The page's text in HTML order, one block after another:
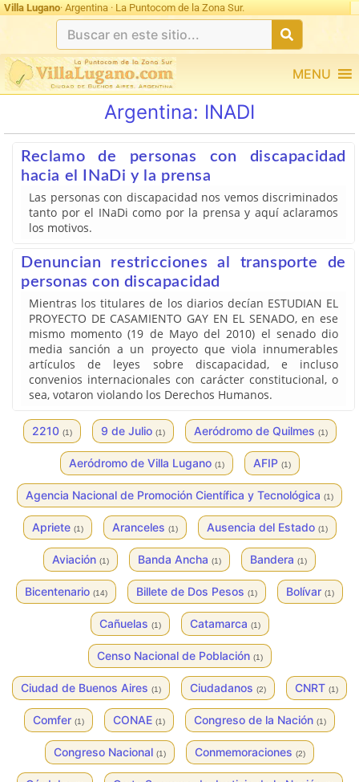
Villa Lugano· Argentina · La Puntocom de la Zona Sur.
MENU
Argentina: INADI
Reclamo de personas con discapacidad
hacia el INaDi y la prensa
Las personas con discapacidad nos vemos discriminados
tanto por el INaDi como por la prensa y aquí aclaramos
los motivos.
Denuncian restricciones al transporte de
personas con discapacidad
Mientras los titulares de los diarios decían ESTUDIAN EL
PROYECTO DE CASAMIENTO GAY EN EL SENADO, en ese
mismo momento (19 de Mayo del 2010) el senado dio
media sanción a un proyecto que viola innumerables
artículos de leyes sobre discapacidad, e incluso
convenios internacionales con carácter constitucional, o
sea, votaron violando los Derechos Humanos.
2210 (1) 9 de Julio (1) Aeródromo de Quilmes (1)
Aeródromo de Villa Lugano (1) AFIP (1)
Agencia Nacional de Promoción Científica y Tecnológica (1)
Apriete (1) Aranceles (1) Ausencia del Estado (1)
Aviación (1) Banda Ancha (1) Bandera (1)
Bicentenario (14) Billete de Dos Pesos (1) Bolívar (1)
Cañuelas (1) Catamarca (1)
Censo Nacional de Población (1)
Ciudad de Buenos Aires (1) Ciudadanos (2) CNRT (1)
Comfer (1) CONAE (1) Congreso de la Nación (1)
Congreso Nacional (1) Conmemoraciones (2)